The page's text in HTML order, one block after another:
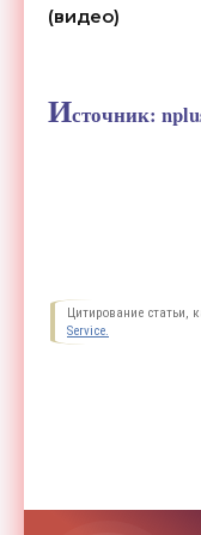
(видео)
Источник:
Цитирование статьи,
Service.